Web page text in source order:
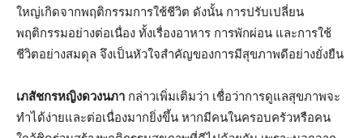
ใหญ่เกิดจากพฤติกรรมการใช้ชีวิต ดังนั้น การปรับเปลี่ยน
พฤติกรรมอย่างต่อเนื่อง ทั้งเรื่องอาหาร การพักผ่อน และการใช้
ชีวิตอย่างสมดุล จึงเป็นหัวใจสำคัญของการมีสุขภาพดีอย่างยั่งยืน
เภสัชกรหญิงดวงนภา กล่าวเพิ่มเติมว่า เชื่อว่าการดูแลสุขภาพจะ
ทำได้ง่ายและต่อเนื่องมากยิ่งขึ้น หากมีคนในครอบครัวหรือคน